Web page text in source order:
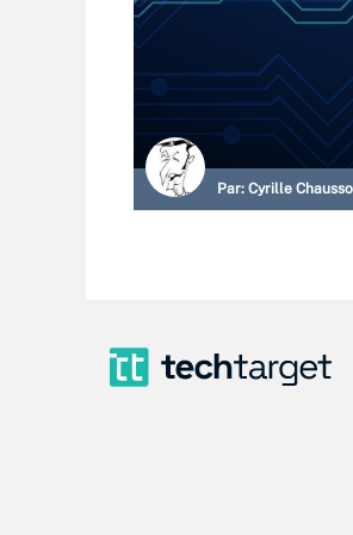
Par: Cyrille